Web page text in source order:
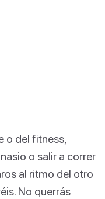
o del fitness,
o salir a correr
al ritmo del otro
No querrás